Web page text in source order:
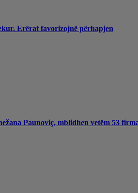
Erërat favorizojnë përhapjen
Paunoviç, mblidhen vetëm 53